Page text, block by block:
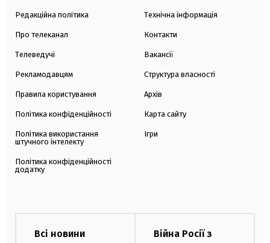
Редакційна політика
Про телеканал
Телеведучі
Рекламодавцям
Правила користування
Політика конфіденційності
Політика використання
штучного інтелекту
Політика конфіденційності
додатку
Технічна інформація
Контакти
Вакансії
Структура власності
Архів
Карта сайту
Ігри
Всі новини
Війна Росії з